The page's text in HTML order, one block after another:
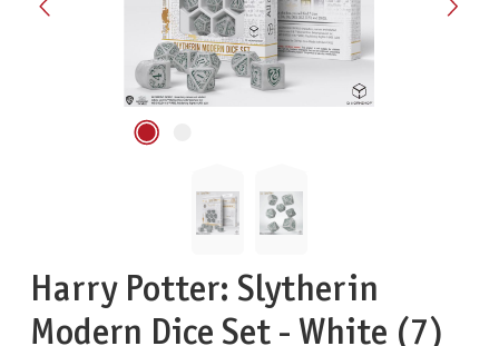
Harry Potter: Slytherin
Modern Dice Set - White (7)